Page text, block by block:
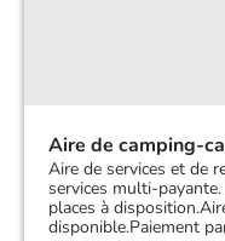
Aire de camping-
Aire de services et de
services multi-
places à
disponible.Paiement